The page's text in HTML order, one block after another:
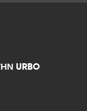
URBO